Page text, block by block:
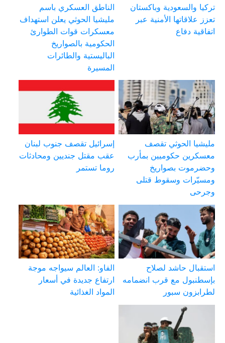
تركيا والسعودية وباكستان
تعزز علاقاتها الأمنية عبر
اتفاقية دفاع
الناطق العسكري باسم
مليشيا الحوثي يعلن استهداف
معسكرات قوات الطوارئ
الحكومية بالصواريخ
الباليستية والطائرات
المسيرة
مليشيا الحوثي تقصف
معسكرين حكوميين بمأرب
وحضرموت بصواريخ
ومسيّرات وسقوط قتلى
وجرحى
إسرائيل تقصف جنوب لبنان
عقب مقتل جنديين ومحادثات
روما تستمر
استقبال حاشد لصلاح
بإسطنبول مع قرب انضمامه
لطرابزون سبور
الفاو: العالم سيواجه موجة
ارتفاع جديدة في أسعار
المواد الغذائية